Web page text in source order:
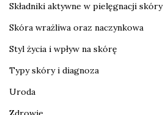
Składniki aktywne w pielęgnacji skóry
Skóra wrażliwa oraz naczynkowa
Styl życia i wpływ na skórę
Typy skóry i diagnoza
Uroda